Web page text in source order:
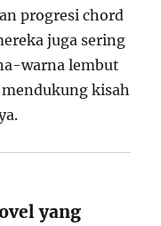
progresi chord
juga sering
warna lembut
kisah
yang